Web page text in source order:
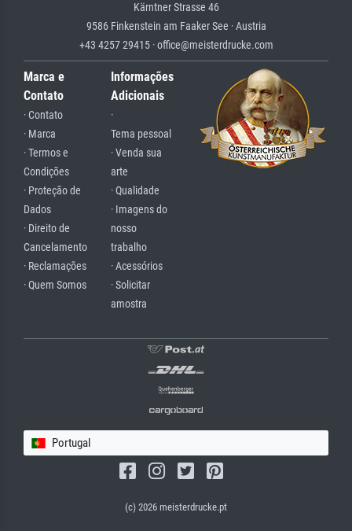
Kärntner Strasse 46
9586 Finkenstein am Faaker See · Austria
+43 4257 29415 · office@meisterdrucke.com
Marca e
Contato
· Contato
· Marca
· Termos e
Condições
· Proteção de
Dados
· Direito de
Cancelamento
· Reclamações
· Quem Somos
Informações
Adicionais
·
Tema pessoal
· Venda sua
arte
· Qualidade
· Imagens do
nosso
trabalho
· Acessórios
· Solicitar
amostra
Portugal
(c) 2026 meisterdrucke.pt